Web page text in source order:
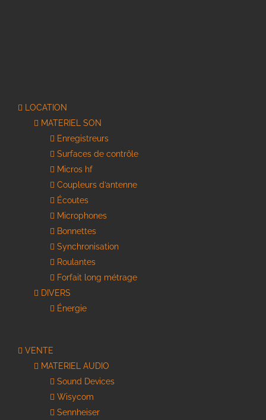
LOCATION
MATERIEL SON
Enregistreurs
Surfaces de contrôle
Micros hf
Coupleurs d’antenne
Écoutes
Microphones
Bonnettes
Synchronisation
Roulantes
Forfait long métrage
DIVERS
Énergie
VENTE
MATERIEL AUDIO
Sound Devices
Wisycom
Sennheiser